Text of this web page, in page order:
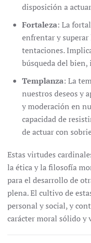
disposición a
Fortaleza: La
enfrentar y
tentaciones.
búsqueda del bien,
Templanza: La
nuestros deseos y
y moderación en
capacidad de
de actuar con
Estas virtudes
la ética y la filosofía
para el desarrollo de
plena. El cultivo de
personal y social, y
carácter moral sólido y